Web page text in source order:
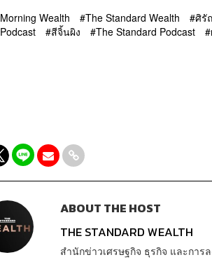
Morning Wealth The Standard Wealth ศิรั
Podcast
สีจิ้นผิง The Standard Podcast
ABOUT THE HOST
THE STANDARD WEALTH
สำนักข่าวเศรษฐกิจ ธุรกิจ และการ